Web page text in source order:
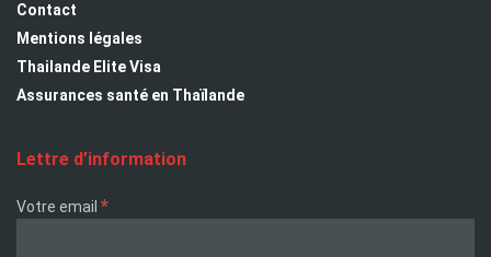
Contact
Mentions légales
Thailande Elite Visa
Assurances santé en Thaïlande
Lettre d’information
Votre email *